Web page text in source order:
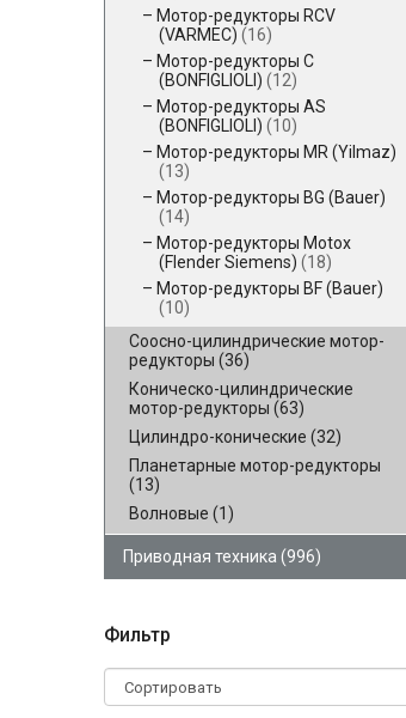
Мотор-редукторы RCV
(VARMEC) (16)
Мотор-редукторы C
(BONFIGLIOLI) (12)
Мотор-редукторы AS
(BONFIGLIOLI) (10)
Мотор-редукторы MR (Yilmaz)
(13)
Мотор-редукторы BG (Bauer)
(14)
Мотор-редукторы Motox
(Flender Siemens) (18)
Мотор-редукторы BF (Bauer)
(10)
Соосно-цилиндрические мотор-
редукторы (36)
Коническо-цилиндрические
мотор-редукторы (63)
Цилиндро-конические (32)
Планетарные мотор-редукторы
(13)
Волновые (1)
Приводная техника (996)
Фильтр